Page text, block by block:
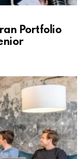
Portfolio